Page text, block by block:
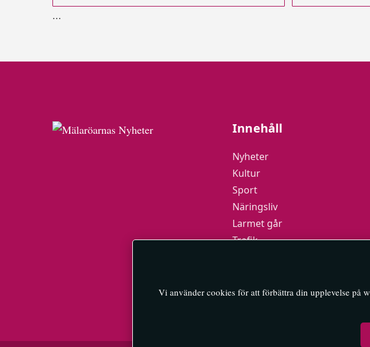
...
Innehåll
Nyheter
Kultur
Sport
Näringsliv
Larmet går
Trafik
Vi använder cookies för att förbättra din upplevelse på